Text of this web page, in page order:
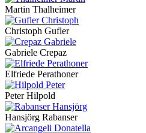
Martin Thalheimer
Christoph Gufler
Gabriele Crepaz
Elfriede Perathoner
Peter Hilpold
Hansjörg Rabanser